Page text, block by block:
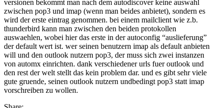
versionen bekommt man nach dem autodiscover keine auswahl
zwischen pop3 und imap (wenn man beides anbietet), sondern es
wird der erste eintrag genommen. bei einem mailclient wie z.b.
thunderbird kann man zwischen den beiden protokollen
auswaehlen, wobei hier das erste in der autoconfig “auslieferung”
der default wert ist. wer seinen benutzern imap als default anbieten
will und den outlook nutzern pop3, der muss sich zwei instanzen
von automx einrichten. dank verschiedener urls fuer outlook und
den rest der welt stellt das kein problem dar. und es gibt sehr viele
gute gruende, seinen outlook nutzern undbedingt pop3 statt imap
vorschreiben zu wollen.